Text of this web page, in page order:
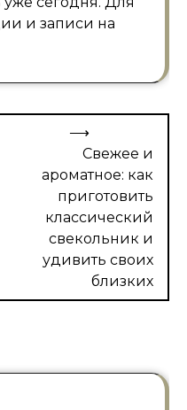
и записи на
Свежее и
ароматное: как
приготовить
классический
свекольник и
удивить своих
близких
⟶